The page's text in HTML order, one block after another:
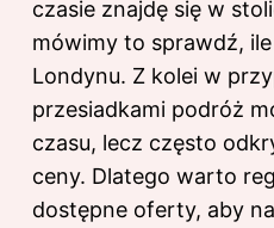
czasie znajdę się w
mówimy to sprawdź,
Londynu. Z kolei w
przesiadkami podróż
czasu, lecz często
ceny. Dlatego warto
dostępne oferty, aby